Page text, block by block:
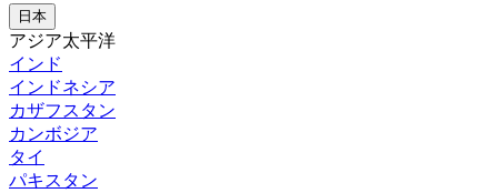
日本
アジア太平洋
インド
インドネシア
カザフスタン
カンボジア
タイ
パキスタン